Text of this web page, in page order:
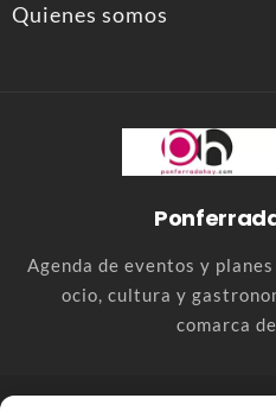
Quienes somos
Agenda de eventos y
ocio, cultura y
comarca